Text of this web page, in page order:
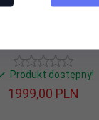
Produkt dostępny!
1999,00 PLN